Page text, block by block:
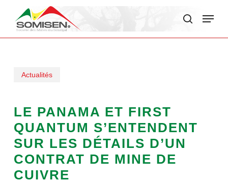
Menu
Actualités
LE PANAMA ET FIRST
QUANTUM S’ENTENDENT
SUR LES DÉTAILS D’UN
CONTRAT DE MINE DE
CUIVRE